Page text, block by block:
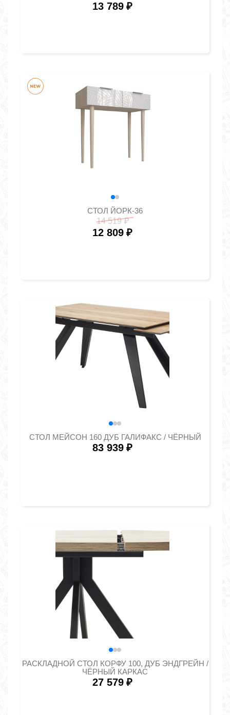
13 789 ₽
СТОЛ ЙОРК-36
14 519 ₽
12 809 ₽
СТОЛ МЕЙСОН 160 ДУБ ГАЛИФАКС / ЧЁРНЫЙ
83 939 ₽
РАСКЛАДНОЙ СТОЛ КОРФУ 100, ДУБ ЭНДГРЕЙН /
ЧЁРНЫЙ КАРКАС
27 579 ₽